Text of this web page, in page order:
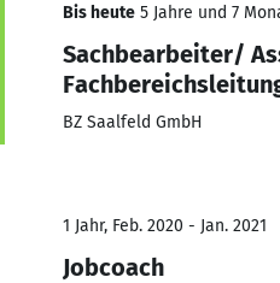
Bis heute 5 Jahre und 7
Sachbearbeiter/
BZ Saalfeld GmbH
1 Jahr, Feb. 2020 - Jan. 2021
Jobcoach